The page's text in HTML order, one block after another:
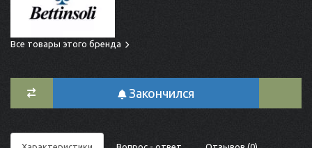
Все товары этого бренда
Закончился